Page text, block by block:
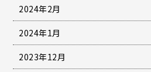
2024年2月
2024年1月
2023年12月